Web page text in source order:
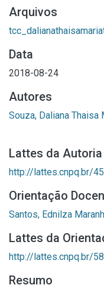
Arquivos
Data
2018-08-24
Autores
Souza, Daliana
Lattes da Autoria
http://lattes.cnpq.br/
Orientação
Santos, Ednilza
Lattes da
http://lattes.cnpq.br/
Resumo